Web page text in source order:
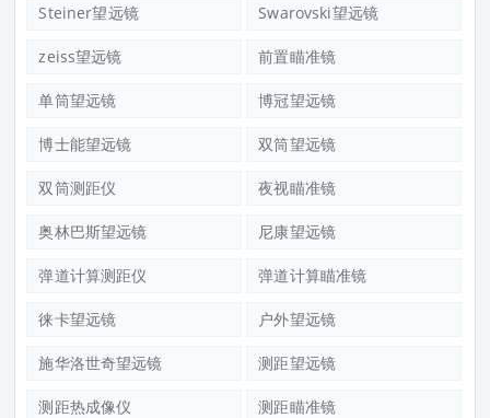
Steiner望远镜 Swarovski望远镜
zeiss望远镜 前置瞄准镜
单筒望远镜 博冠望远镜
博士能望远镜 双筒望远镜
双筒测距仪 夜视瞄准镜
奥林巴斯望远镜 尼康望远镜
弹道计算测距仪 弹道计算瞄准镜
徕卡望远镜 户外望远镜
施华洛世奇望远镜 测距望远镜
测距热成像仪 测距瞄准镜